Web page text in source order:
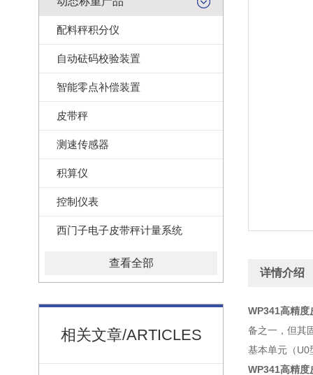
配料秤积分仪
自动砝码校验装置
智能零点补偿装置
皮带秤
测速传感器
积算仪
控制仪表
西门子电子皮带秤计量系统
查看全部
相关文章/ARTICLES
详情介绍
WP341高精度
备之一，但其
基本单元（U0
WP341高精度